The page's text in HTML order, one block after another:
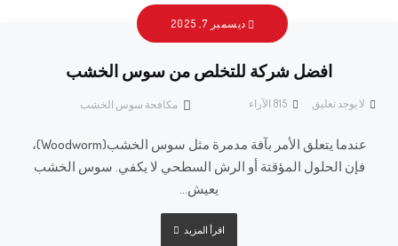
ديسمبر 7, 2025
افضل شركة للتخلص من سوس الخشب
مكافحة سوس الخشب لا يوجد تعليق الآراء
عندما يتعلق الأمر بآفة مدمرة مثل سوس الخشب(Woodworm)،
فإن الحلول المؤقتة أو الرش السطحي لا يكفي. سوس الخشب
يعيش...
اقرأ المزيد